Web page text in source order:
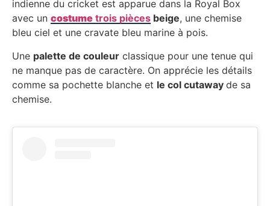
indienne du cricket est apparue dans la Royal Box
avec un costume trois pièces beige, une chemise
bleu ciel et une cravate bleu marine à pois.
Une palette de couleur classique pour une tenue qui
ne manque pas de caractère. On apprécie les détails
comme sa pochette blanche et le col cutaway de sa
chemise.